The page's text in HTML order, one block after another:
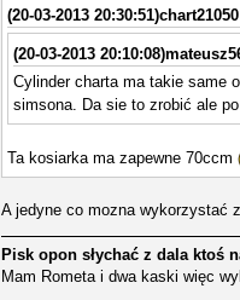
(20-03-2013 20:30:51)
(20-03-2013 20:10:08)
Cylinder charta ma takie same
simsona. Da sie to zrobić ale
Ta kosiarka ma zapewne 70ccm
A jedyne co mozna wykorzystać
Pisk opon słychać z dala ktoś
Mam Rometa i dwa kaski więc